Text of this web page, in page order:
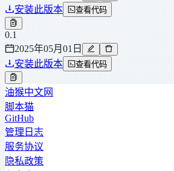
安装此版本
查看代码
0.1
2025年05月01日
安装此版本
查看代码
油猴中文网
脚本猫
GitHub
管理日志
服务协议
隐私政策